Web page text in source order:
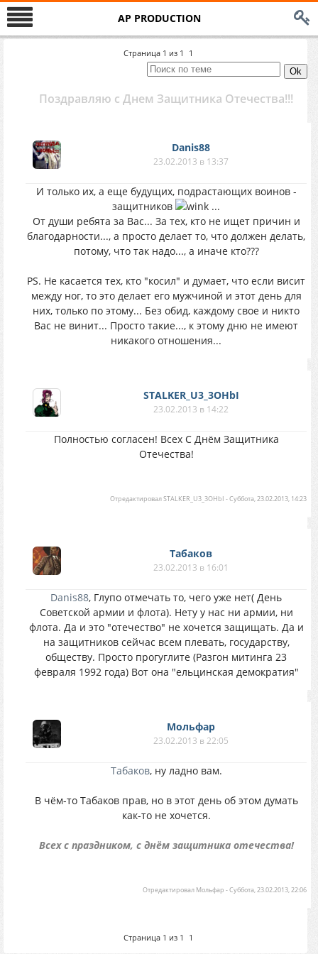
AP PRODUCTION
Страница 1 из 1 1
Поздравляю с Днем Защитника Отечества!!!
Danis88
23.02.2013 в 13:37
И только их, а еще будущих, подрастающих воинов -
защитников
...
От души ребята за Вас... За тех, кто не ищет причин и
благодарности..., а просто делает то, что должен делать,
потому, что так надо..., а иначе кто???
PS. Не касается тех, кто "косил" и думает, что если висит
между ног, то это делает его мужчиной и этот день для
них, только по этому... Без обид, каждому свое и никто
Вас не винит... Просто такие..., к этому дню не имеют
никакого отношения...
STALKER_U3_3OHbI
23.02.2013 в 14:22
Полностью согласен! Всех С Днём Защитника
Отечества!
ОтредактировалSTALKER_U3_3OHbI -Суббота, 23.02.2013, 14:23
Табаков
23.02.2013 в 16:01
Danis88, Глупо отмечать то, чего уже нет( День
Советской армии и флота). Нету у нас ни армии, ни
флота. Да и это "отечество" не хочется защищать. Да и
на защитников сейчас всем плевать, государству,
обществу. Просто прогуглите (Разгон митинга 23
февраля 1992 года) Вот она "ельцинская демократия"
Мольфар
23.02.2013 в 22:05
Табаков, ну ладно вам.
В чём-то Табаков прав, но в этот день об этом думать
как-то не хочется.
Всех с праздником, с днём защитника отечества!
Отредактировал Мольфар -Суббота, 23.02.2013, 22:06
Страница 1 из 1 1